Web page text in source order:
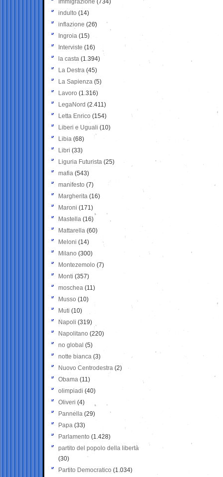
Immigrazione (734)
indulto (14)
inflazione (26)
Ingroia (15)
Interviste (16)
la casta (1.394)
La Destra (45)
La Sapienza (5)
Lavoro (1.316)
LegaNord (2.411)
Letta Enrico (154)
Liberi e Uguali (10)
Libia (68)
Libri (33)
Liguria Futurista (25)
mafia (543)
manifesto (7)
Margherita (16)
Maroni (171)
Mastella (16)
Mattarella (60)
Meloni (14)
Milano (300)
Montezemolo (7)
Monti (357)
moschea (11)
Musso (10)
Muti (10)
Napoli (319)
Napolitano (220)
no global (5)
notte bianca (3)
Nuovo Centrodestra (2)
Obama (11)
olimpiadi (40)
Oliveri (4)
Pannella (29)
Papa (33)
Parlamento (1.428)
partito del popolo della libertà
(30)
Partito Democratico (1.034)